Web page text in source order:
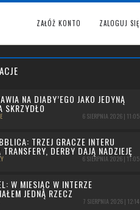
ZAŁÓŻ KONTO ZALOGUJ SIĘ
NA DIABY’EGO JAKO JEDYNĄ
SKRZYDŁO
6 SIERPNIA 2026 | 11:05
TRZEJ GRACZE INTERU
TRANSFERY, DERBY DAJĄ NADZIEJĘ
6 SIERPNIA 2026 | 11:05
W MIESIĄC W INTERZE
JEDNĄ RZECZ
7 SIERPNIA 2026 | 12:14